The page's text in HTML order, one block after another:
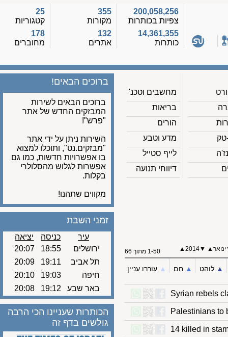
200,058,256
צפיות בכותרות
14,361,355
כותרות
355
מקורות
132
אתרים
קטגוריות
178
מחוברים
מחשבים וטכנ'
בריאות
הורים
מדע וטבע
לייף סטייל
דיווחי תנועה
ברוכים הבאים!
ברוכים הבאים לשירות
המבזקים החדש של אתר
"פרש"!
השירות ניתן על ידי אתר
"מבזקים.נט", ותוכלו למצוא
בו אפשרויות חדשות, כמו גם
אפשרות לגלוש מהסלולרי
בקלות.
מקווים שתהנו!
▲
▼
2014
▲ 1-50 מתוך 66
לוהט ▲︎ חם ▲︎ עוררו עניין
Syrian
14 killed in
זמני השבת
עיר כניסה
יציאה
ירושלים
18:55
20:07
תל אביב
19:11
20:09
חיפה
19:03
20:10
באר שבע
19:12
20:08
הכותרות שעניינו הכי הרבה
גולשים בדף זה